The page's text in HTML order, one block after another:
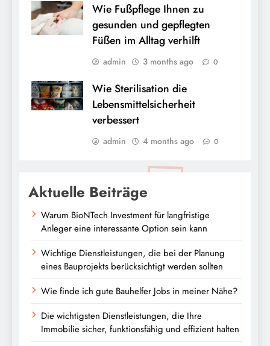
Wie Fußpflege Ihnen zu
gesunden und gepflegten
Füßen im Alltag verhilft
admin 3 months ago 0
Wie Sterilisation die
Lebensmittelsicherheit
verbessert
admin 4 months ago 0
Aktuelle Beiträge
Warum BioNTech Investment für langfristige
Anleger eine interessante Option sein kann
Wichtige Dienstleistungen, die bei der Planung
eines Bauprojekts berücksichtigt werden sollten
Wie finde ich gute Bauhelfer Jobs in meiner Nähe?
Die wichtigsten Dienstleistungen, die Ihre
Immobilie sicher, funktionsfähig und effizient halten